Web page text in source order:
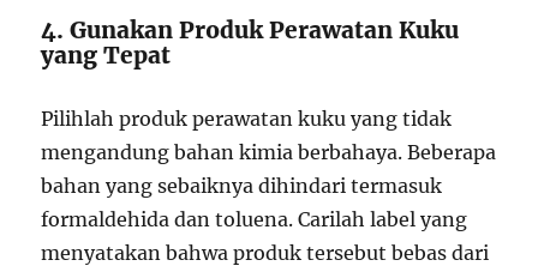
4. Gunakan Produk Perawatan Kuku
yang Tepat
Pilihlah produk perawatan kuku yang tidak
mengandung bahan kimia berbahaya. Beberapa
bahan yang sebaiknya dihindari termasuk
formaldehida dan toluena. Carilah label yang
menyatakan bahwa produk tersebut bebas dari